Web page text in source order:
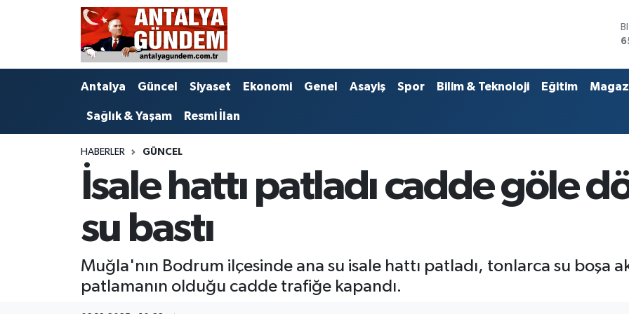
Antalya Güncel Siyaset Ekonomi Genel Asayiş Spor Bilim & Teknoloji Eğitim
Sağlık & Yaşam Resmi İlan
HABERLER GÜNCEL
İsale hattı patladı cadde göle
su bastı
Muğla'nın Bodrum ilçesinde ana su isale hattı patladı, tonlarca su boşa
patlamanın olduğu cadde trafiğe kapandı.
Antalya
Bilim & Teknoloji
Ekonomi
Antalya Nöbetçi Eczaneler
Antalya Hava Durumu
Antalya Namaz Vakitleri
Antalya Trafik Yoğunluk Haritası
Süper Lig Puan Durumu ve Fikstür
Tüm Manşetler
Son Dakika Haberleri